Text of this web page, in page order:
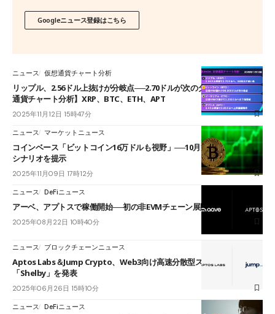
Googleニュース登録はこちら
ニュース 仮想通貨チャート分析
リップル、2.56ドル上抜けが分岐点──2.70ドルが次のターゲット【仮想
通貨チャート分析】XRP、BTC、ETH、APT
2025年11月12日 15時47分
ニュース マーケットニュース
コインベース「ビットコイン16万ドルも視野」──10月清算後の市場回復
シナリオを提示
2025年11月09日 17時12分
ニュース DeFiニュース
アーベ、アプトスで稼働開始──初の非EVMチェーン展開でDeFi拡大へ
2025年08月22日 10時40分
ニュース ブロックチェーンニュース
Aptos Labs＆Jump Crypto、Web3向け高速分散型ストレージ
「Shelby」を発表
2025年06月26日 15時10分
ニュース DeFiニュース